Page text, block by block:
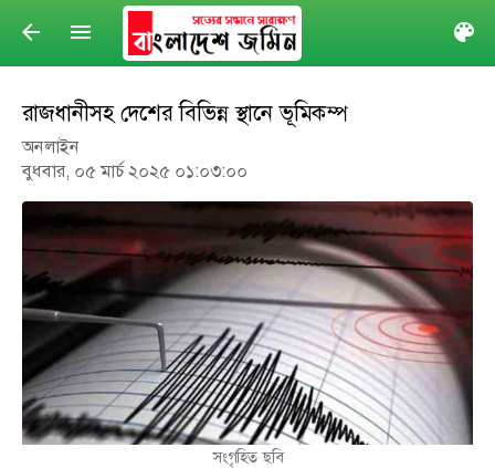
arrow_back menu
রাজধানীসহ দেশের বিভিন্ন স্থানে ভূমিকম্প
অনলাইন
বুধবার, ০৫ মার্চ ২০২৫ ০১:০৩:০০
সংগৃহিত ছবি